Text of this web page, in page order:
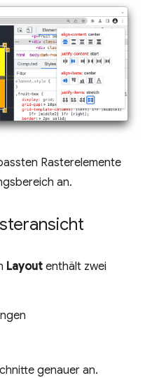
Rasterelemente
an.
Layout enthält zwei
genauer an.